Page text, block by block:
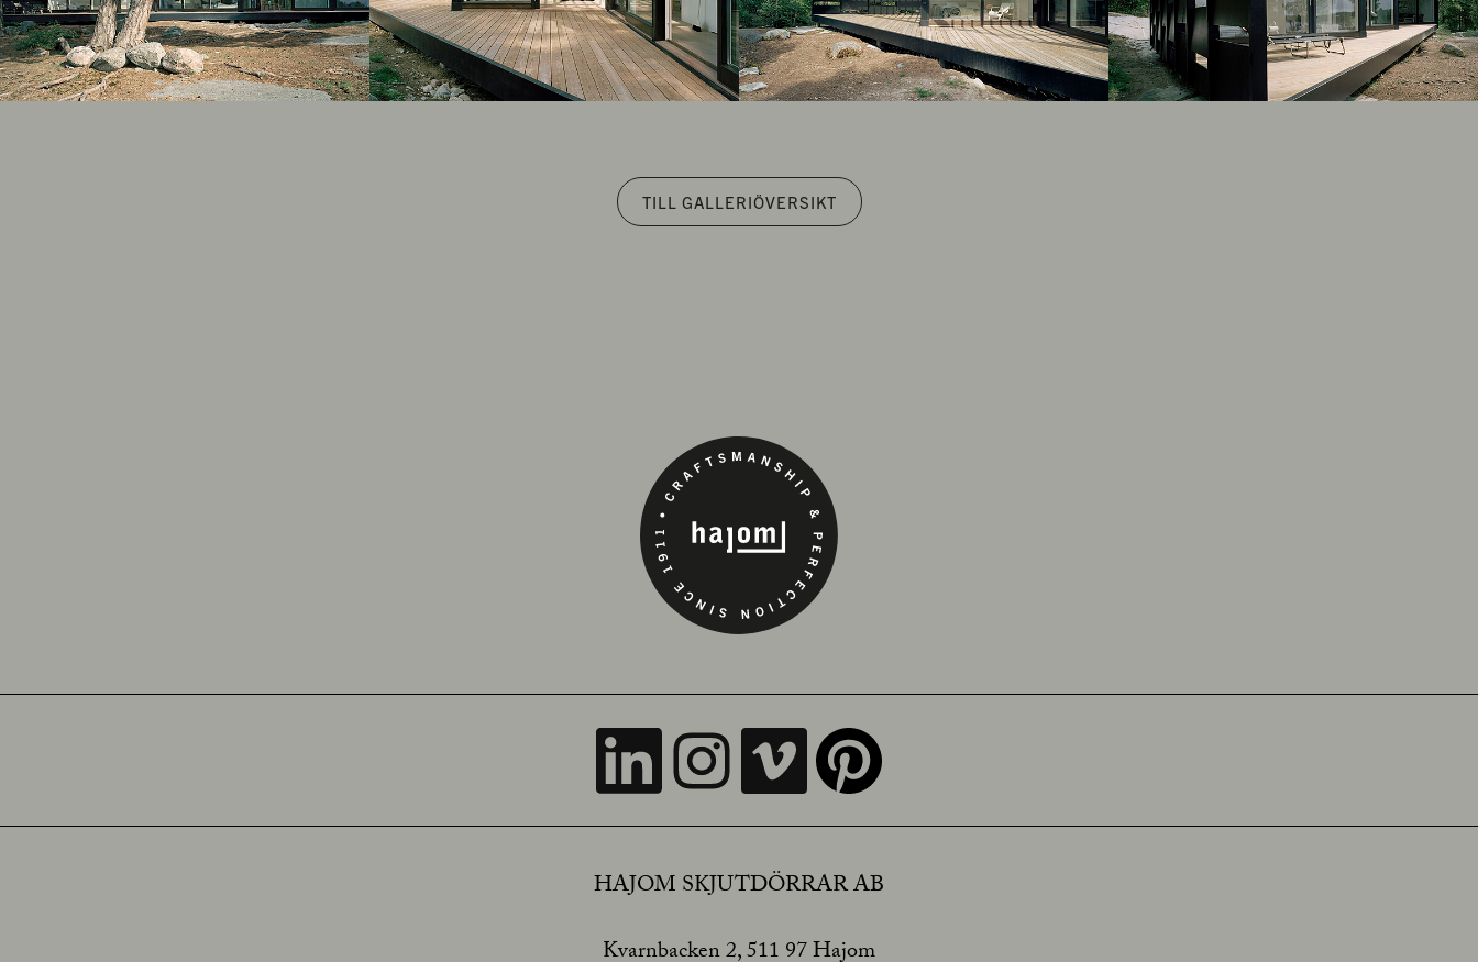
TILL GALLERIÖVERSIKT
HAJOM SKJUTDÖRRAR AB
Kvarnbacken 2, 511 97 Hajom